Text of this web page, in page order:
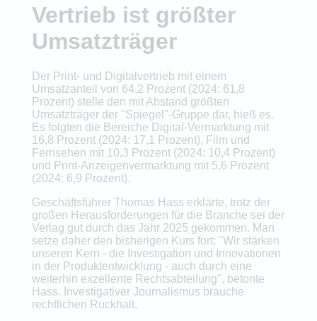
Vertrieb ist größter
Umsatzträger
Der Print- und Digitalvertrieb mit einem
Umsatzanteil von 64,2 Prozent (2024: 61,8
Prozent) stelle den mit Abstand größten
Umsatzträger der "Spiegel"-Gruppe dar, hieß es.
Es folgten die Bereiche Digital-Vermarktung mit
16,8 Prozent (2024: 17,1 Prozent), Film und
Fernsehen mit 10,3 Prozent (2024: 10,4 Prozent)
und Print-Anzeigenvermarktung mit 5,6 Prozent
(2024: 6,9 Prozent).
Geschäftsführer Thomas Hass erklärte, trotz der
großen Herausforderungen für die Branche sei der
Verlag gut durch das Jahr 2025 gekommen. Man
setze daher den bisherigen Kurs fort: "Wir stärken
unseren Kern - die Investigation und Innovationen
in der Produktentwicklung - auch durch eine
weiterhin exzellente Rechtsabteilung", betonte
Hass. Investigativer Journalismus brauche
rechtlichen Rückhalt.